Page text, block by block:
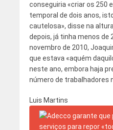
conseguiria «criar os 250
temporal de dois anos,
cautelosa», disse na
depois, já tinha menos de
novembro de 2010,
que estava «aquém
neste ano, embora haja
número de trabalhadores
Luis Martins